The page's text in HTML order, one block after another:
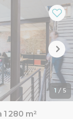
optimale pour les
des
atout majeur pour
sécurisé et
ouest francilien.
1 / 5
280 m²